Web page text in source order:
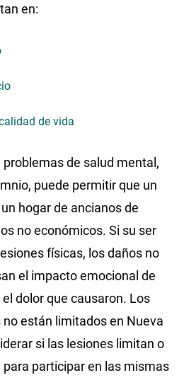
en:
de vida
de salud mental,
puede permitir que un
hogar de ancianos de
no económicos. Si su ser
físicas, los daños no
el impacto emocional de
dolor que causaron. Los
están limitados en Nueva
si las lesiones limitan o
participar en las mismas